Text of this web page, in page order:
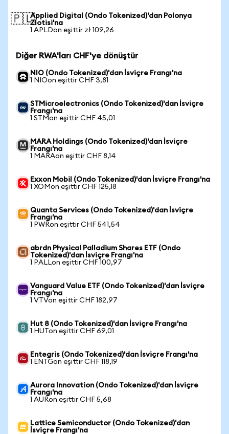
🇵🇱Applied Digital (Ondo Tokenized)'dan Polonya
Zlotisi'na
1 APLDon eşittir zł 109,26
Diğer RWA'ları CHF'ye dönüştür
NIO (Ondo Tokenized)'dan İsviçre Frangı'na
1 NIOon eşittir CHF 3,81
STMicroelectronics (Ondo Tokenized)'dan İsviçre
Frangı'na
1 STMon eşittir CHF 45,01
MARA Holdings (Ondo Tokenized)'dan İsviçre
Frangı'na
1 MARAon eşittir CHF 8,14
Exxon Mobil (Ondo Tokenized)'dan İsviçre Frangı'na
1 XOMon eşittir CHF 125,18
Quanta Services (Ondo Tokenized)'dan İsviçre
Frangı'na
1 PWRon eşittir CHF 541,54
abrdn Physical Palladium Shares ETF (Ondo
Tokenized)'dan İsviçre Frangı'na
1 PALLon eşittir CHF 100,97
Vanguard Value ETF (Ondo Tokenized)'dan İsviçre
Frangı'na
1 VTVon eşittir CHF 182,97
Hut 8 (Ondo Tokenized)'dan İsviçre Frangı'na
1 HUTon eşittir CHF 69,01
Entegris (Ondo Tokenized)'dan İsviçre Frangı'na
1 ENTGon eşittir CHF 118,19
Aurora Innovation (Ondo Tokenized)'dan İsviçre
Frangı'na
1 AURon eşittir CHF 5,68
Lattice Semiconductor (Ondo Tokenized)'dan
İsviçre Frangı'na